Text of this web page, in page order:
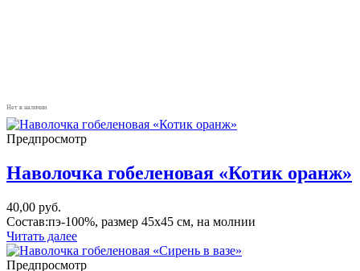
Нет в наличии
Предпросмотр
Наволочка гобеленовая «Котик оранж»
40,00 руб.
Состав:пэ-100%, размер 45х45 см, на молнии
Читать далее
Предпросмотр